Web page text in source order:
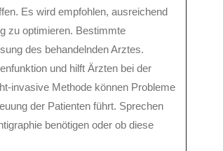
Es wird empfohlen, ausreichend
zu optimieren. Bestimmte
des behandelnden Arztes.
und hilft Ärzten bei der
invasive Methode können Probleme
der Patienten führt. Sprechen
benötigen oder ob diese